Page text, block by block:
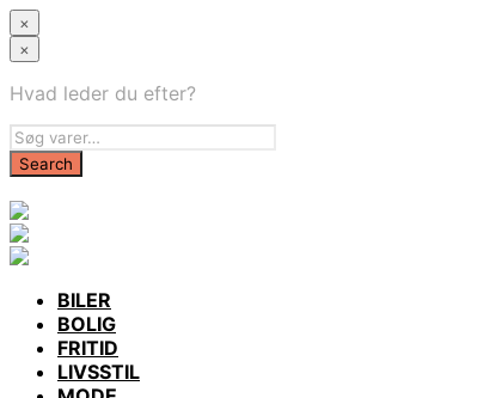
×
×
Hvad leder du efter?
BILER
BOLIG
FRITID
LIVSSTIL